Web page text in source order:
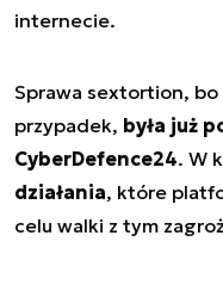
internecie.
Sprawa sextortion,
przypadek, była już
CyberDefence24. W
działania, które
celu walki z tym